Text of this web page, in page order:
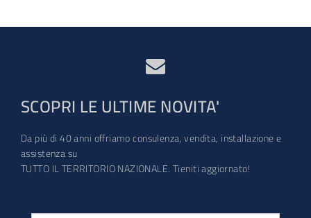
SCOPRI LE ULTIME NOVITA'
Da più di 40 anni offriamo consulenza, vendita, installazione e
assistenza su
TUTTO IL TERRITORIO NAZIONALE. Tieniti aggiornato!